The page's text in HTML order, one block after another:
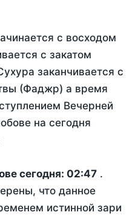
с восходом
с закатом
заканчивается с
(Фаджр) а время
Вечерней
на сегодня
сегодня: 02:47 .
что данное
истинной зари